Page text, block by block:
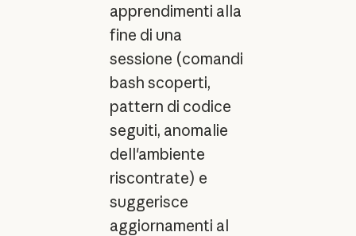
apprendimenti alla
fine di una
sessione (comandi
bash scoperti,
pattern di codice
seguiti, anomalie
dell'ambiente
riscontrate) e
suggerisce
aggiornamenti al